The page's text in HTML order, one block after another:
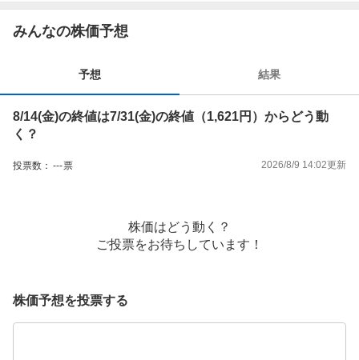
みんなの株価予想
予想 結果
8/14(金)の終値は7/31(金)の終値（1,621円）からどう動
く？
投票数： ---票 2026/8/9 14:02更新
株価はどう動く？
ご投票をお待ちしています！
株価予想を投票する